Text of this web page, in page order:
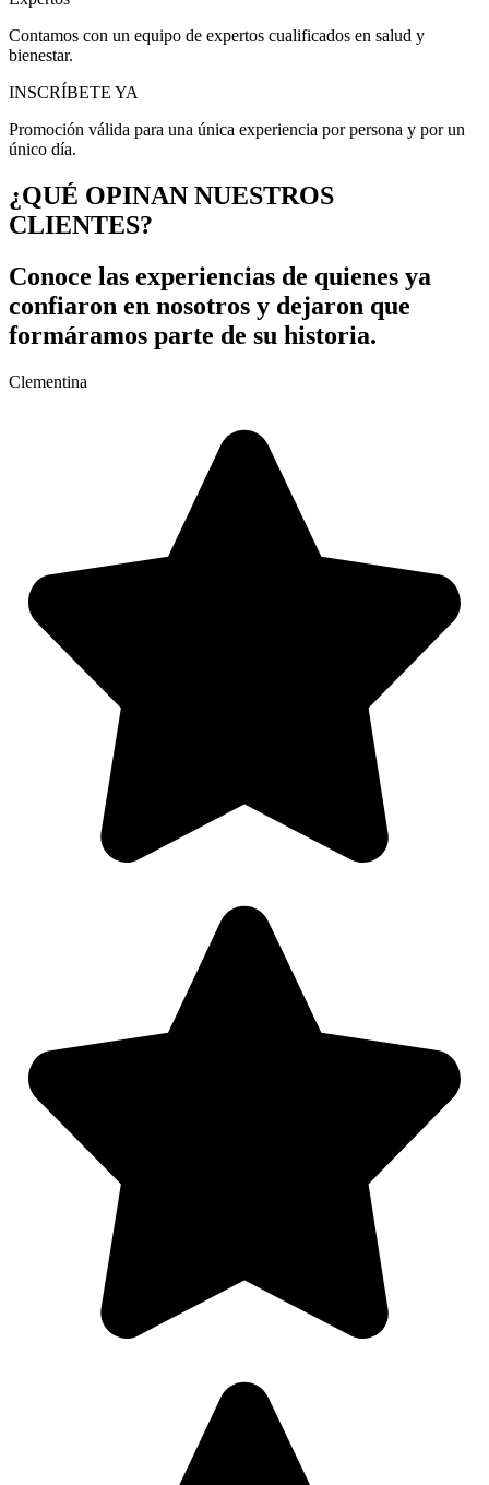
Contamos con un equipo de expertos cualificados en salud y
bienestar.
INSCRÍBETE YA
Promoción válida para una única experiencia por persona y por un
único día.
¿QUÉ OPINAN NUESTROS
CLIENTES?
Conoce las experiencias de quienes ya
confiaron en nosotros y dejaron que
formáramos parte de su historia.
Clementina